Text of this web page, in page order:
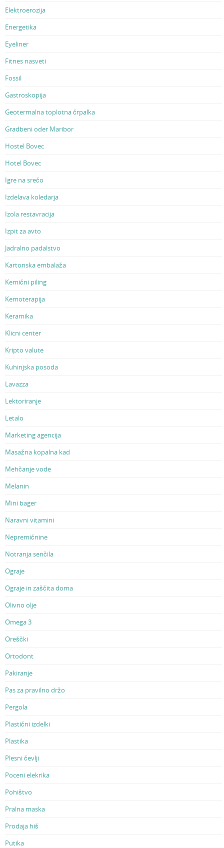
Elektroerozija
Energetika
Eyeliner
Fitnes nasveti
Fossil
Gastroskopija
Geotermalna toplotna črpalka
Gradbeni oder Maribor
Hostel Bovec
Hotel Bovec
Igre na srečo
Izdelava koledarja
Izola restavracija
Izpit za avto
Jadralno padalstvo
Kartonska embalaža
Kemični piling
Kemoterapija
Keramika
Klicni center
Kripto valute
Kuhinjska posoda
Lavazza
Lektoriranje
Letalo
Marketing agencija
Masažna kopalna kad
Mehčanje vode
Melanin
Mini bager
Naravni vitamini
Nepremičnine
Notranja senčila
Ograje
Ograje in zaščita doma
Olivno olje
Omega 3
Oreščki
Ortodont
Pakiranje
Pas za pravilno držo
Pergola
Plastični izdelki
Plastika
Plesni čevlji
Poceni elekrika
Pohištvo
Pralna maska
Prodaja hiš
Putika